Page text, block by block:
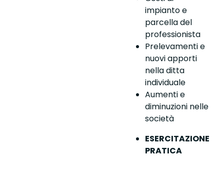
impianto e
parcella del
professionista
Prelevamenti e
nuovi apporti
nella ditta
individuale
Aumenti e
diminuzioni nelle
società
ESERCITAZIONE
PRATICA